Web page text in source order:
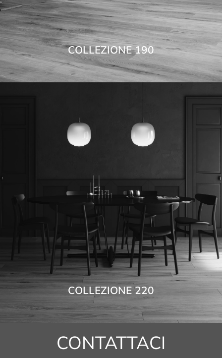
COLLEZIONE 190
COLLEZIONE 220
CONTATTACI